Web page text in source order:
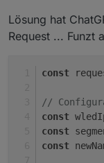
Lösung hat
Request ... Funzt
const
//
const
const
const